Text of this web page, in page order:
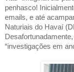
penhasco!
emails, e até
Naturiais do Havaí
“investigações em